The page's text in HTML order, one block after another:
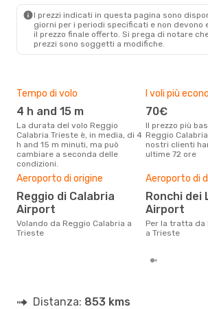
I prezzi indicati in questa pagina sono
giorni per i periodi specificati e non devono
il ​​prezzo finale offerto. Si prega di notare
prezzi sono soggetti a modifiche.
Tempo di volo
4 h and 15 m
La durata del volo Reggio
Calabria Trieste è, in media, di 4
h and 15 m minuti, ma può
cambiare a seconda delle
condizioni.
I voli più
70€
Il prezzo più basso per un volo
Reggio
nostri clienti
ultime 72 ore
Aeroporto di origine
Reggio di Calabria
Airport
Volando da Reggio Calabria a
Trieste
Aeroporto di
Ronchi dei Legionari
Airport
Per la tratta da Reggio Calabria
a Trieste
Distanza: 853 kms